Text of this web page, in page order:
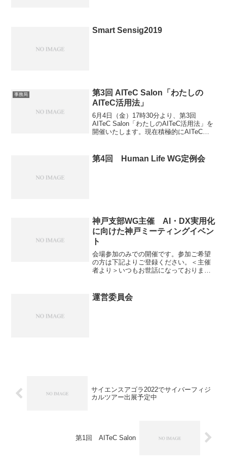
Smart Sensig2019
事務局
第3回 AITeC Salon「わたしの
AITeC活用法」
6月4日（金）17時30分より、第3回
AITeC Salon「わたしのAITeC活用法」を
開催いたします。現在積極的にAITeCで
いただき、皆様の今後のAITeC活...
第4回 Human Life WG定例会
神戸支部WG主催 AI・DX実用化
に向けた神戸ミーティングイベン
ト
会場参加のみでの開催です。参加ご希望
の方は下記よりご登録ください。＜主催
者より＞いつもお世話になっておりま
ティングイベントを企画いたしました。
本イベントはAI・D...
運営委員会
サイエンスアゴラ2022でサイバーフィジ
カルツアー出展予定中
第1回 AITeC Salon